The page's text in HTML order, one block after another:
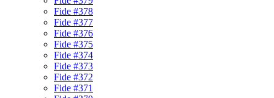
Fide #378
Fide #377
Fide #376
Fide #375
Fide #374
Fide #373
Fide #372
Fide #371